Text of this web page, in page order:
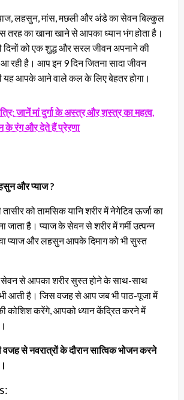
लहसुन, मांस, मछली और अंडे का सेवन बिल्कुल
तरह का खाना खाने से आपका ध्यान भंग होता है।
दिनों को एक शुद्ध और सरल जीवन अपनाने की
रही है। आप इन 9 दिन जितना सादा जीवन
यह आपके आने वाले कल के लिए बेहतर होगा।
जानें मां दुर्गा के अस्त्र और शस्त्र का महत्व,
के रंग और देते हैं प्रेरणा
और प्याज ?
को तामसिक यानि शरीर में नेगेटिव ऊर्जा का
जाता है। प्याज के सेवन से शरीर में गर्मी उत्पन्न
प्याज और लहसुन आपके दिमाग को भी सुस्त
से आपका शरीर सुस्त होने के साथ-साथ
आती है। जिस वजह से आप जब भी पाठ-पूजा में
कोशिश करेंगे, आपको ध्यान केंद्रित करने में
वजह से नवरात्रों के दौरान सात्विक भोजन करने